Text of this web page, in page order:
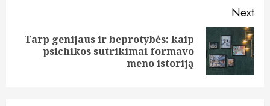
Next
Next
Tarp genijaus ir beprotybės: kaip
psichikos sutrikimai formavo
meno istoriją